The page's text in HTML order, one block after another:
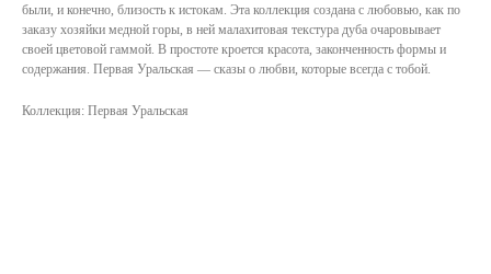
были, и конечно, близость к истокам. Эта коллекция создана с любовью, как по
заказу хозяйки медной горы, в ней малахитовая текстура дуба очаровывает
своей цветовой гаммой. В простоте кроется красота, законченность формы и
содержания. Первая Уральская — сказы о любви, которые всегда с тобой.
Коллекция: Первая Уральская